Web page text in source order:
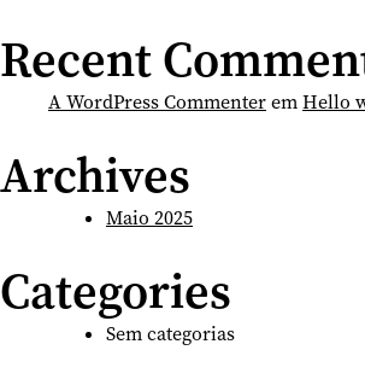
Recent
A WordPress CommenteremHello
Archives
Maio 2025
Categories
Sem categorias